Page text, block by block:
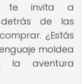
te invita a
de las
¿Estás
moldea
la aventura